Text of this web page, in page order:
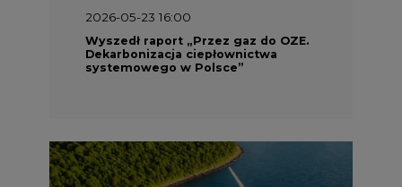
2026-05-23 16:00
Wyszedł raport „Przez gaz do OZE.
Dekarbonizacja ciepłownictwa
systemowego w Polsce”